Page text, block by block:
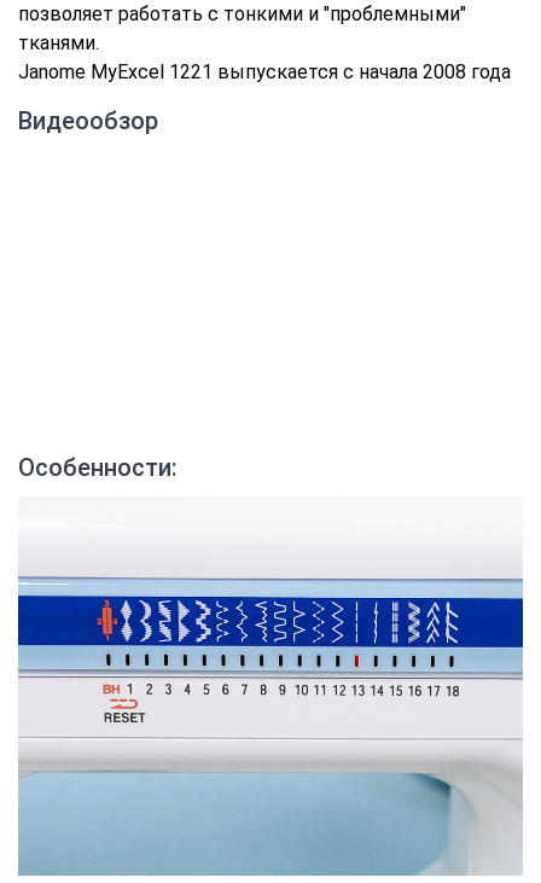
позволяет работать с тонкими и "проблемными"
тканями.
Janome MyExcel 1221 выпускается с начала 2008 года
Видеообзор
Особенности: